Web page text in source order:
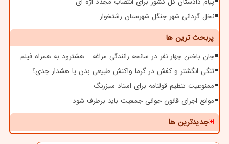
نخل گردانی شهر جنگل شهرستان رشتخوار
پربحث ترین ها
جان باختن چهار نفر در سانحه رانندگی مراغه - هشترود به همراه فیلم
تنگی انگشتر و کفش در گرما واکنش طبیعی بدن یا هشدار جدی؟
ممنوعیت تنظیم قولنامه برای اسناد سبزرنگ
موانع اجرای قانون جوانی جمعیت باید برطرف شود
جدیدترین ها